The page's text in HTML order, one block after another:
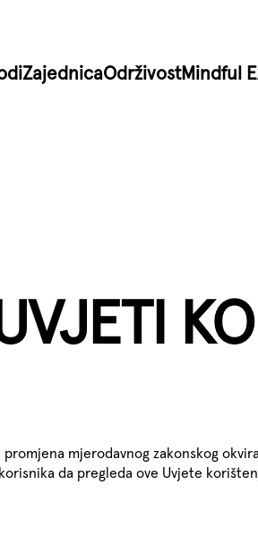
ZajednicaOdrživostMindful
mjerodavnog zakonskog
da pregleda ove Uvjete